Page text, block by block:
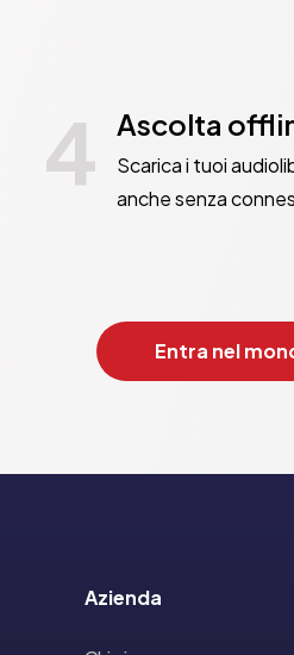
4 Ascolta
Scarica i tuoi
anche senza
Entra nel
Azienda